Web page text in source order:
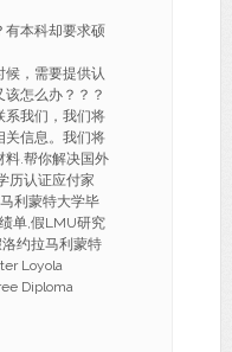
有本科却要求硕
候，需要提供认
怎么办？？？
系我们，我们将
关信息。我们将
料.帮你解决国外
历认证应付家
利蒙特大学毕
单,假LMU研究
约拉马利蒙特
Loyola
Diploma